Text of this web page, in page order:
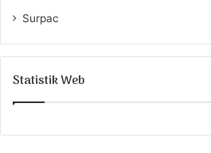
Surpac
Statistik Web